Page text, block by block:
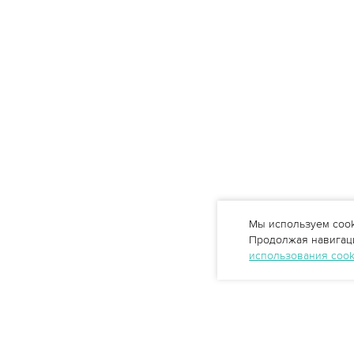
Мы используем
Продолжая
использования